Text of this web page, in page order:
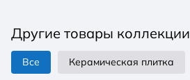
Другие товары коллекции
Все Керамическая плитка